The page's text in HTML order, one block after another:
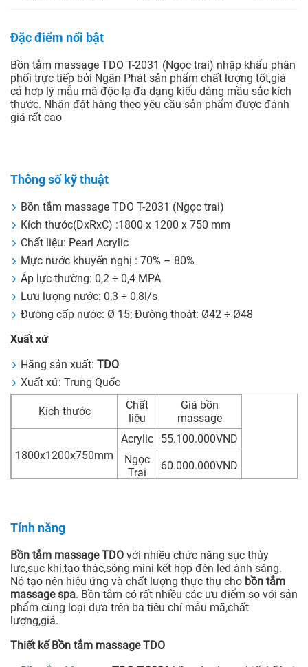
Đặc điểm nổi bật
Bồn tắm massage TDO T-2031 (Ngọc trai) nhập khẩu phân
phối trực tiếp bởi Ngân Phát sản phẩm chất lượng tốt,giá
cả hợp lý mẫu mã độc lạ đa dạng kiểu dáng mầu sắc kích
thước. Nhận đặt hàng theo yêu cầu sản phẩm được đánh
giá rất cao
Thông số kỹ thuật
Bồn tắm massage TDO T-2031 (Ngọc trai)
Kích thước(DxRxC) :1800 x 1200 x 750 mm
Chất liệu: Pearl Acrylic
Mực nước khuyến nghị : 70% – 80%
Áp lực thường: 0,2 ÷ 0,4 MPA
Lưu lượng nước: 0,3 ÷ 0,8l/s
Đường cấp nước: Ø 15; Đường thoát: Ø42 ÷ Ø48
Xuất xứ
Hãng sản xuất: TDO
Xuất xứ: Trung Quốc
Kích thước
Chất
liệu
Giá bồn
massage
1800x1200x750mm
Acrylic
55.100.000VND
Ngọc
Trai
60.000.000VND
Tính năng
Bồn tắm massage TDO với nhiều chức năng sục thủy
lực,sục khí,tạo thác,sóng mini kết hợp đèn led ánh sáng.
Nó tạo nên hiệu ứng và chất lượng thực thụ cho bồn tắm
massage spa. Bồn tắm có rất nhiều các ưu điểm so với sản
phẩm cùng loại dựa trên ba tiêu chí mẫu mã,chất
lượng,giá.
Thiết kế Bồn tắm massage TDO